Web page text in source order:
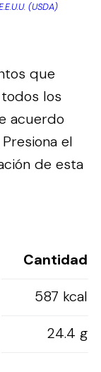
(USDA)
que
los
acuerdo
Presiona el
de esta
Cantidad
587 kcal
24.4 g